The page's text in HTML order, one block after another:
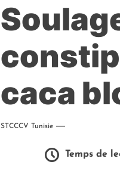
caca
STCCCV Tunisie
Temps de